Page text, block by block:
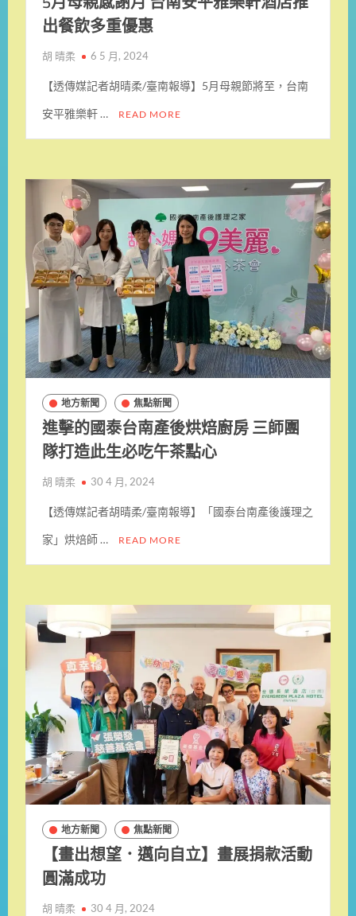
出餐飲多重優惠
胡 晴柔 6 5 月, 2024
【透傳媒記者胡晴柔/臺南報導】5月母親節將至，台南
安平雅樂軒 … READ MORE
地方新聞 焦點新聞
進擊的國泰台南產後烘焙廚房 三師團
隊打造此生必吃午茶點心
胡 晴柔 30 4 月, 2024
【透傳媒記者胡晴柔/臺南報導】「國泰台南產後護理之
家」烘焙師 … READ MORE
地方新聞 焦點新聞
【畫出想望．邁向自立】畫展捐款活動
圓滿成功
胡 晴柔 30 4 月, 2024